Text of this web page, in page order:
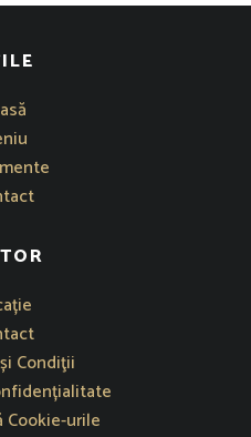
într-o fereastră nouă
Condiţii
Cookie-urile